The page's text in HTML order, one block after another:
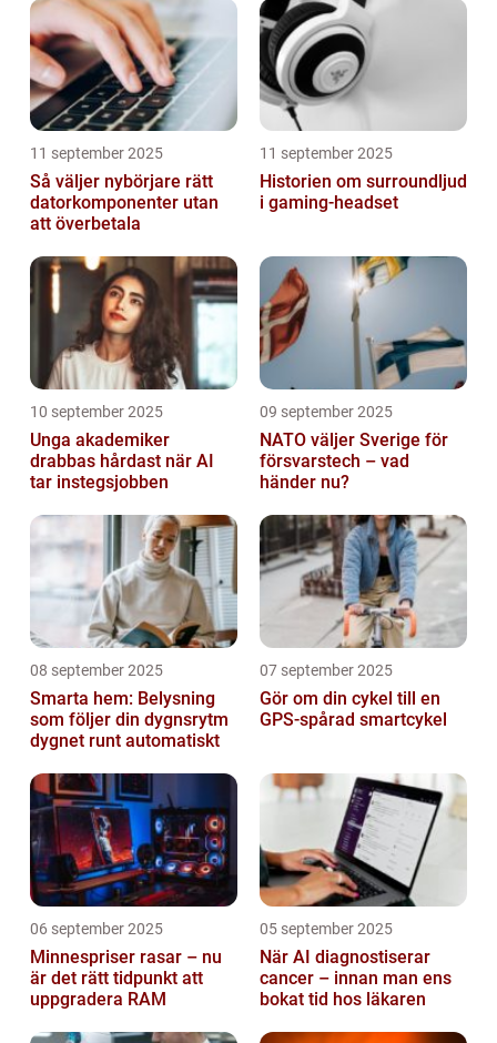
11 september 2025
Så väljer nybörjare rätt
datorkomponenter utan
att överbetala
11 september 2025
Historien om surroundljud
i gaming-headset
10 september 2025
Unga akademiker
drabbas hårdast när AI
tar instegsjobben
09 september 2025
NATO väljer Sverige för
försvarstech – vad
händer nu?
08 september 2025
Smarta hem: Belysning
som följer din dygnsrytm
dygnet runt automatiskt
07 september 2025
Gör om din cykel till en
GPS-spårad smartcykel
06 september 2025
Minnespriser rasar – nu
är det rätt tidpunkt att
uppgradera RAM
05 september 2025
När AI diagnostiserar
cancer – innan man ens
bokat tid hos läkaren